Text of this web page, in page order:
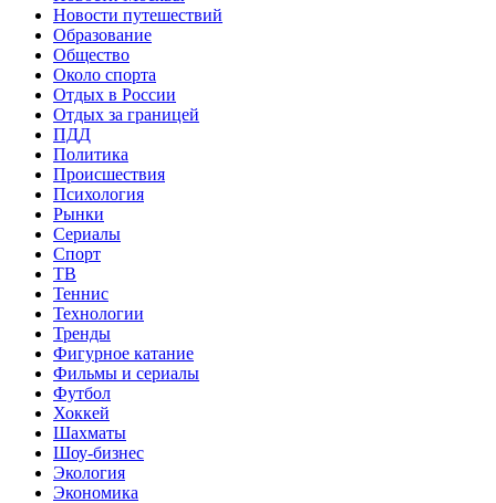
Новости путешествий
Образование
Общество
Около спорта
Отдых в России
Отдых за границей
ПДД
Политика
Происшествия
Психология
Рынки
Сериалы
Спорт
ТВ
Теннис
Технологии
Тренды
Фигурное катание
Фильмы и сериалы
Футбол
Хоккей
Шахматы
Шоу-бизнес
Экология
Экономика